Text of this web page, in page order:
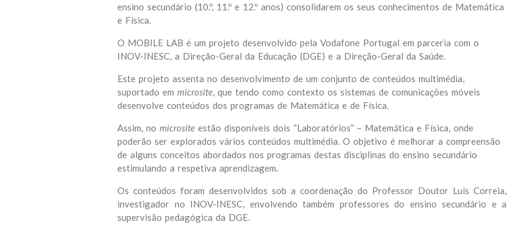
ensino secundário (10.º, 11.º e 12.º anos) consolidarem os seus conhecimentos de Matemática
e Física.
O MOBILE LAB é um projeto desenvolvido pela Vodafone Portugal em parceria com o
INOV-INESC, a Direção-Geral da Educação (DGE) e a Direção-Geral da Saúde.
Este projeto assenta no desenvolvimento de um conjunto de conteúdos multimédia,
suportado em microsite, que tendo como contexto os sistemas de comunicações móveis
desenvolve conteúdos dos programas de Matemática e de Física.
Assim, no microsite estão disponíveis dois “Laboratórios” – Matemática e Física, onde
poderão ser explorados vários conteúdos multimédia. O objetivo é melhorar a compreensão
de alguns conceitos abordados nos programas destas disciplinas do ensino secundário
estimulando a respetiva aprendizagem.
Os conteúdos foram desenvolvidos sob a coordenação do Professor Doutor Luís Correia,
investigador no INOV-INESC, envolvendo também professores do ensino secundário e a
supervisão pedagógica da DGE.